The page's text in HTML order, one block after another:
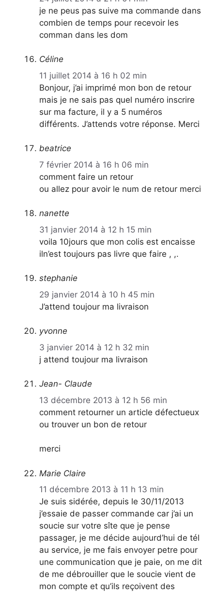
je ne peus pas suive ma commande dans
combien de temps pour recevoir les
comman dans les dom
Céline
11 juillet 2014 à 16 h 02 min
Bonjour, j’ai imprimé mon bon de retour
mais je ne sais pas quel numéro inscrire
sur ma facture, il y a 5 numéros
différents. J’attends votre réponse. Merci
beatrice
7 février 2014 à 16 h 06 min
comment faire un retour
ou allez pour avoir le num de retour merci
nanette
31 janvier 2014 à 12 h 15 min
voila 10jours que mon colis est encaisse
iln’est toujours pas livre que faire , ,.
stephanie
29 janvier 2014 à 10 h 45 min
J’attend toujour ma livraison
yvonne
3 janvier 2014 à 12 h 32 min
j attend toujour ma livraison
Jean- Claude
13 décembre 2013 à 12 h 56 min
comment retourner un article défectueux
ou trouver un bon de retour
merci
Marie Claire
11 décembre 2013 à 11 h 13 min
Je suis sidérée, depuis le 30/11/2013
j’essaie de passer commande car j’ai un
soucie sur votre sîte que je pense
passager, je me décide aujourd’hui de tél
au service, je me fais envoyer petre pour
une communication que je paie, on me dit
de me débrouiller que le soucie vient de
mon compte et qu’ils reçoivent des